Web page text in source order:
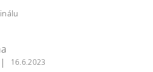
|
16.6.2023